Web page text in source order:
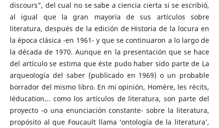
discours”, del cual no se sabe a ciencia cierta si se escribió,
al igual que la gran mayoría de sus artículos sobre
literatura, después de la edición de Historia de la locura en
la época clásica -en 1961- y que se continuaron a lo largo de
la década de 1970. Aunque en la presentación que se hace
del artículo se estima que éste pudo haber sido parte de La
arqueología del saber (publicado en 1969) o un probable
borrador del mismo libro. En mi opinión, Homère, les récits,
léducation... como los artículos de literatura, son parte del
proyecto -o una enunciación constante- sobre la literatura,
propósito al que Foucault llama ‘ontología de la literatura’,